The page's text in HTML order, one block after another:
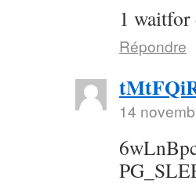
1 waitfor
Répondre
14